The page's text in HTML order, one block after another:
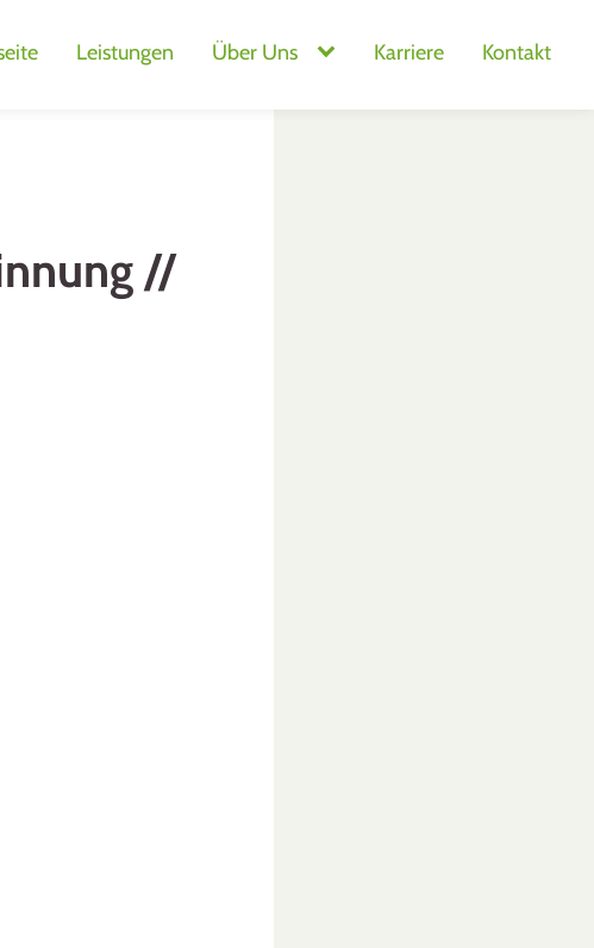
Leistungen Über Uns Karriere Kontakt
//